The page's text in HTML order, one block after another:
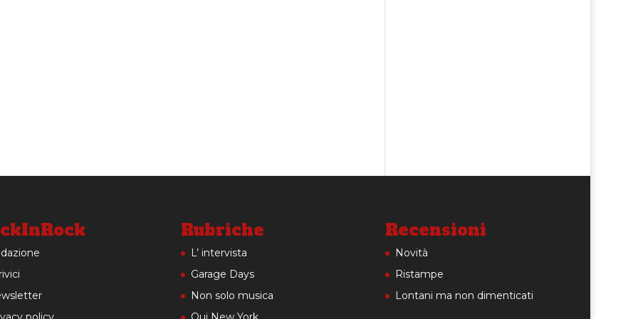
Rubriche
L’ intervista
Garage Days
Non solo musica
Recensioni
Novità
Ristampe
Lontani ma non dimenticati